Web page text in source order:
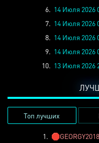
6. 14 Июля 2026
7. 14 Июля 2026
8. 14 Июля 2026
9. 14 Июля 2026
10. 13 Июля 2026
Топ лучших
1. 🛑GEORGY2018